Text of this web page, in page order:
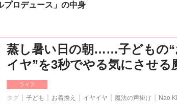
プロデュース」の中身
蒸し暑い日の朝……子どもの“
イヤ”を3秒でやる気にさせる
ライフ
タグ 子ども お着換え イヤイヤ 魔法の声掛け
Nao